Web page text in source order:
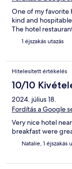
One of my favorite
kind and
The hotel
1 éjszakás utazás
Hitelesített értékelés
10/10
2024. július 18.
Fordítás a Google
Very nice hotel
breakfast were
Natalie, 1 éjszakás